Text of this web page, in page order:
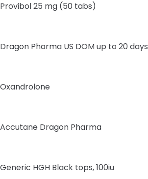
Provibol 25 mg (50 tabs)
Dragon Pharma US DOM up to 20 days
Oxandrolone
Accutane Dragon Pharma
Generic HGH Black tops, 100iu